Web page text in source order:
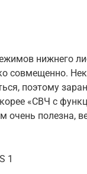
нижнего
совмещенно.
поэтому
«СВЧ с
очень полезна,
1